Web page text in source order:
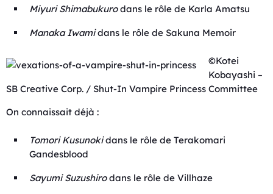
Miyuri Shimabukurodans le rôle de Karla Amatsu
Manaka Iwamidans le rôle de Sakuna Memoir
©Kotei
Kobayashi –
SB Creative Corp. / Shut-In Vampire Princess Committee
On connaissait déjà :
Tomori Kusunokidans le rôle de Terakomari
Gandesblood
Sayumi Suzushirodans le rôle de Villhaze